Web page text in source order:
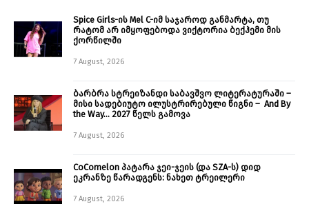
Spice Girls-ის Mel C-იმ საჯაროდ განმარტა, თუ
რატომ არ იმყოფებოდა ვიქტორია ბექჰემი მის
ქორწილში
7 August, 2026
ბარბრა სტრეიზანდი საბავშვო ლიტერატურაში –
მისი სადებიუტო ილუსტრირებული წიგნი – And By
the Way… 2027 წელს გამოვა
7 August, 2026
CoComelon პატარა ჯეი-ჯეის (და SZA-ს) დიდ
ეკრანზე წარადგენს: ნახეთ ტრეილერი
7 August, 2026